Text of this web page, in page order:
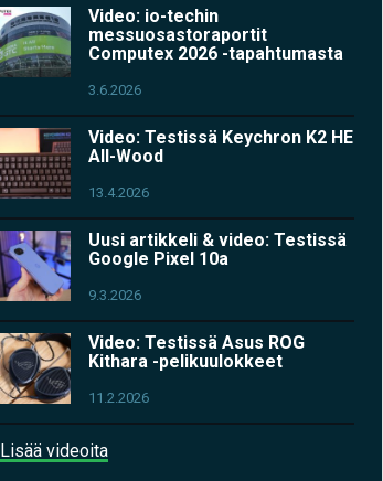
Video: io-techin
messuosastoraportit
Computex 2026 -tapahtumasta
3.6.2026
Video: Testissä Keychron K2 HE
All-Wood
13.4.2026
Uusi artikkeli & video: Testissä
Google Pixel 10a
9.3.2026
Video: Testissä Asus ROG
Kithara -pelikuulokkeet
11.2.2026
Lisää videoita